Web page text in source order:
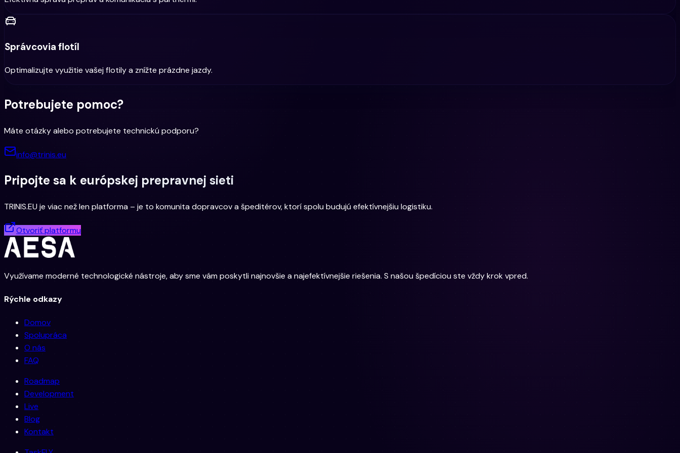
Správcovia flotíl
Optimalizujte využitie vašej flotily a znížte prázdne jazdy.
Potrebujete pomoc?
Máte otázky alebo potrebujete technickú podporu?
info@trinis.eu
Pripojte sa k európskej prepravnej sieti
TRINIS.EU je viac než len platforma – je to komunita dopravcov a špeditérov, ktorí spolu budujú efektívnejšiu logistiku.
Otvoriť platformu
Využívame moderné technologické nástroje, aby sme vám poskytli najnovšie a najefektívnejšie riešenia. S našou špedíciou ste vždy krok vpred.
Rýchle odkazy
Domov
Spolupráca
O nás
FAQ
Roadmap
Development
Live
Blog
Kontakt